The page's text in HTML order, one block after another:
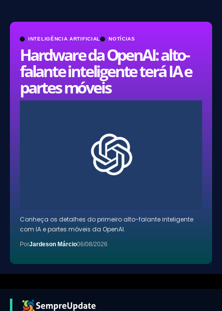
INTELIGÊNCIA ARTIFICIAL NOTÍCIAS
Hardware da OpenAI: alto-
falante inteligente terá IA e
partes móveis
Conheça os detalhes do primeiro alto-falante inteligente
com IA e partes móveis da OpenAI.
PorJardeson Márcio06/08/2026